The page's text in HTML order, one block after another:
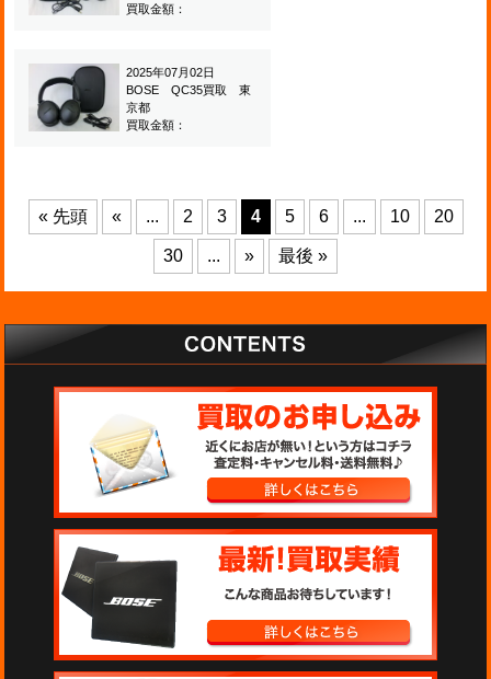
買取金額：
2025年07月02日
BOSE QC35買取 東
京都
買取金額：
« 先頭 « ... 2 3 4 5 6 ... 10 20
30 ... » 最後 »